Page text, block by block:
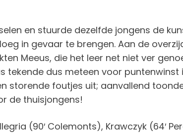
en stuurde dezelfde jongens de
in gevaar te brengen. Aan de
Meeus, die het leer net niet ver
dus meteen voor puntenwinst
storende foutjes uit; aanvallend
de thuisjongens!
(90′ Colemonts), Krawczyk (64′